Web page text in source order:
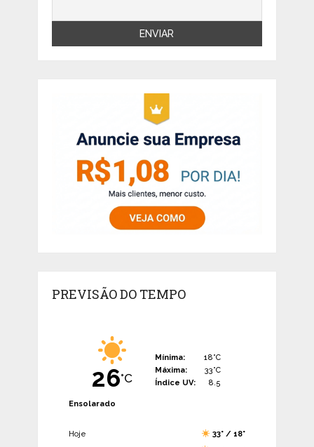
PREVISÃO DO TEMPO
26°C
Mínima:
18°C
Máxima:
33°C
Índice UV:
8.5
Ensolarado
Hoje
33° / 18°